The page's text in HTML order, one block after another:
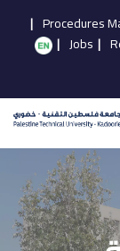
Procedures
|
|
Jobs
|